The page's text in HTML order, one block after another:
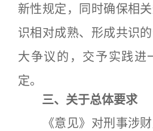
新性规定，同时确保相
识相对成熟、形成共识
大争议的，交予实践进
定。
三、关于总体要求
《意见》对刑事涉财